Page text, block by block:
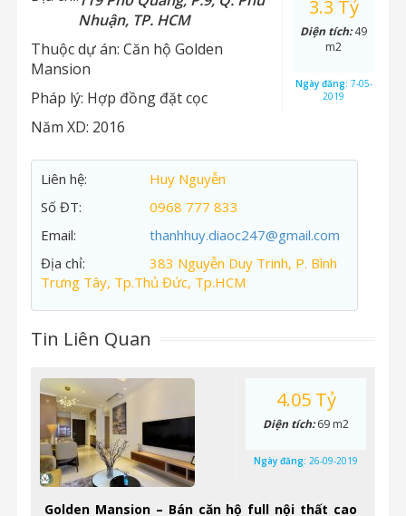
Nhuận, TP. HCM
Thuộc dự án: Căn hộ Golden
Mansion
Pháp lý: Hợp đồng đặt cọc
Năm XD: 2016
3.3 Tỷ
Diện tích:49
m2
Ngày đăng: 7-05-
2019
Liên hệ:
Huy Nguyễn
Số ĐT:
0968 777 833
Email:
thanhhuy.diaoc247@gmail.com
Địa chỉ:
383 Nguyễn Duy Trinh, P. Bình
Trưng Tây, Tp.Thủ Đức, Tp.HCM
Tin Liên Quan
Golden Mansion – Bán căn hộ full nội thất cao
4.05 Tỷ
Diện tích:69 m2
Ngày đăng: 26-09-2019